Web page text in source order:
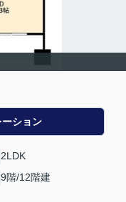
ション
2LDK
9階/12階建